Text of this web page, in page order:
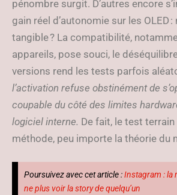
pénombre surgit. D’autres encore
gain réel d’autonomie sur les OLED :
tangible ? La compatibilité,
appareils, pose souci, le
versions rend les tests parfois
l’activation refuse obstinément de
coupable du côté des limites
logiciel interne. De fait, le test
méthode, peu importe la théorie du
Poursuivez avec cet article :Instagram : la
ne plus voir la story de quelqu’un